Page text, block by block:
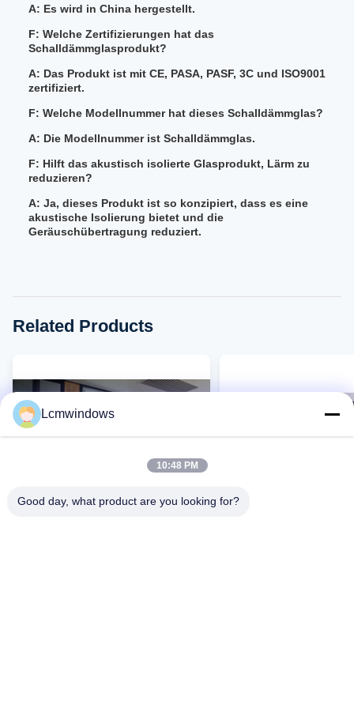
A: Es wird in China hergestellt.
F: Welche Zertifizierungen hat das
Schalldämmglasprodukt?
A: Das Produkt ist mit CE, PASA, PASF, 3C und ISO9001
zertifiziert.
F: Welche Modellnummer hat dieses Schalldämmglas?
A: Die Modellnummer ist Schalldämmglas.
F: Hilft das akustisch isolierte Glasprodukt, Lärm zu
reduzieren?
A: Ja, dieses Produkt ist so konzipiert, dass es eine
akustische Isolierung bietet und die
Geräuschübertragung reduziert.
Related Products
Lcmwindows
10:48 PM
Good day, what product are you looking for?